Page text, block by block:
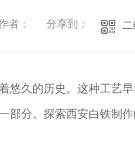
者： 分享到：
悠久的历史。这种工艺
部分。探索西安白铁制